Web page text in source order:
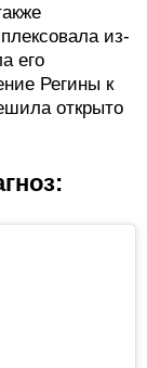
из-
его
Регины к
открыто